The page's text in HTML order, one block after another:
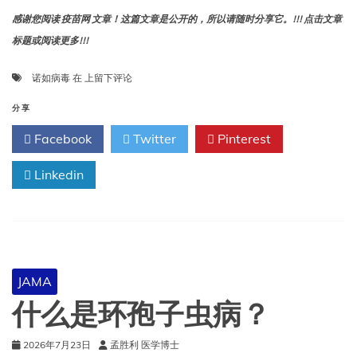
感谢您阅读 疫苗网 文章！这篇文章是公开的，所以请随时分享它。!!! 点击文章
标题或阅读更多!!!
诺如病毒 在 什
诺
如
病
上留下评论
分享
Facebook Twitter Pinterest
Linkedin
JAMA
什么是环孢子虫病？
2026年7月23日 孟胜利 医学博士